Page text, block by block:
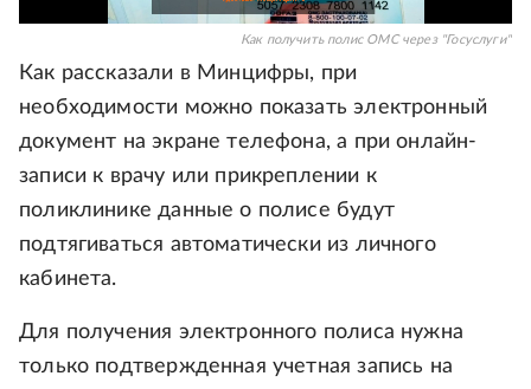
Как получить полис ОМС через "Госуслуги"
Как рассказали в Минцифры, при
необходимости можно показать электронный
документ на экране телефона, а при онлайн-
записи к врачу или прикреплении к
поликлинике данные о полисе будут
подтягиваться автоматически из личного
кабинета.
Для получения электронного полиса нужна
только подтвержденная учетная запись на